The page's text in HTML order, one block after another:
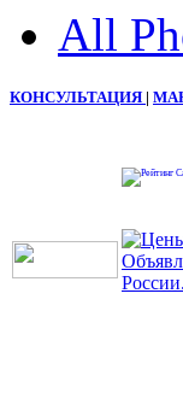
All
КОНСУЛЬТАЦИЯ |